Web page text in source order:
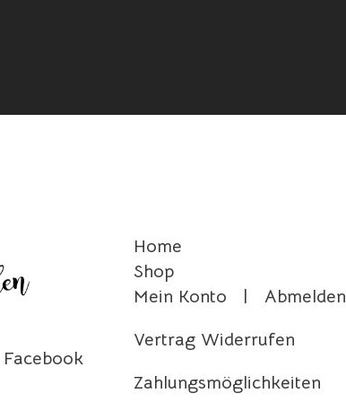
Facebook
Home
Shop
Mein Konto | Abmelden
Vertrag Widerrufen
Zahlungsmöglichkeiten